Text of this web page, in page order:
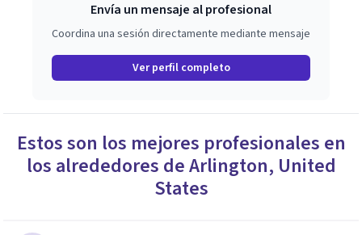
Envía un mensaje al profesional
Coordina una sesión directamente mediante mensaje
Ver perfil completo
Estos son los mejores profesionales en
los alrededores deArlington, United
States